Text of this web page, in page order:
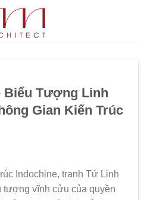
Biểu Tượng Linh
Gian Kiến Trúc
Indochine, tranh Tứ Linh
tượng vĩnh cửu của quyền